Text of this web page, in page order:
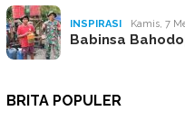
INSPIRASI Kamis, 7
Babinsa
BRITA POPULER